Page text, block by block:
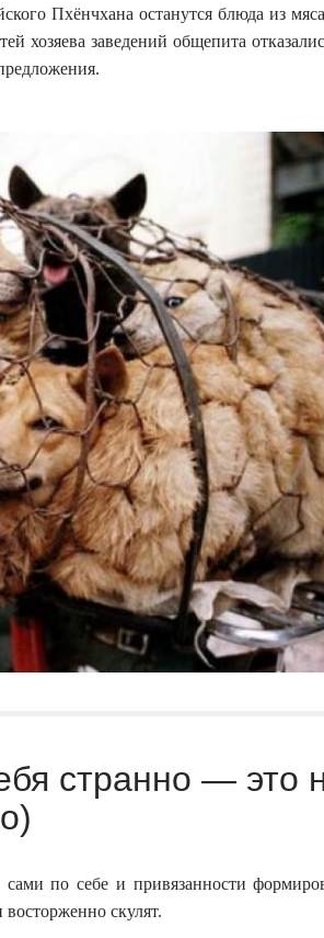
Пхёнчхана останутся блюда из
хозяева заведений общепита
странно — это
по себе и привязанности
скулят.